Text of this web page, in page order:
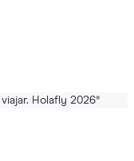
Holafly 2026®